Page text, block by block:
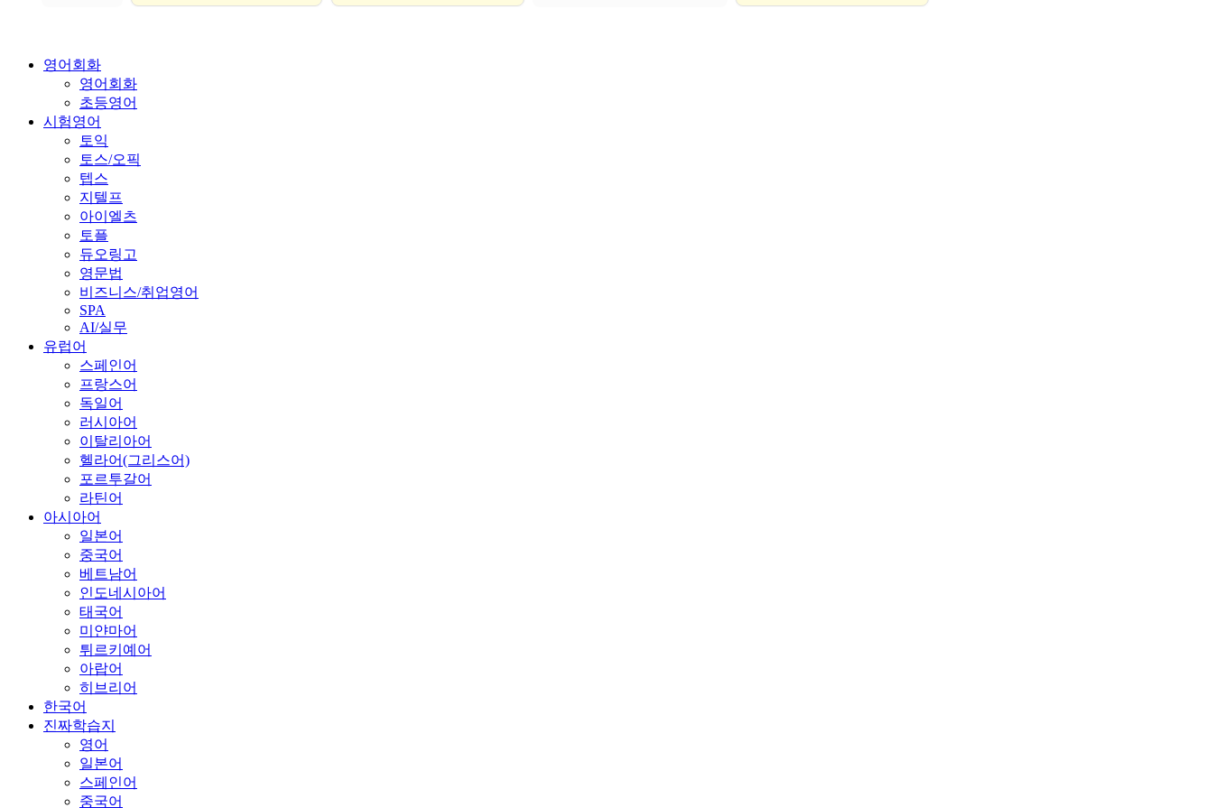
영어회화
영어회화
초등영어
시험영어
토익
토스/오픽
텝스
지텔프
아이엘츠
토플
듀오링고
영문법
비즈니스/취업영어
SPA
AI/실무
유럽어
스페인어
프랑스어
독일어
러시아어
이탈리아어
헬라어(그리스어)
포르투갈어
라틴어
아시아어
일본어
중국어
베트남어
인도네시아어
태국어
미얀마어
튀르키예어
아랍어
히브리어
한국어
진짜학습지
영어
일본어
스페인어
중국어